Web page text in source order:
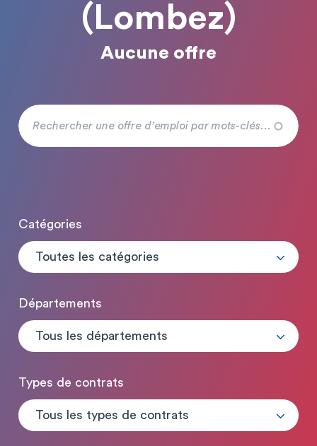
(Lombez)
Aucune offre
Catégories
Toutes les catégories
Départements
Tous les départements
Types de contrats
Tous les types de contrats